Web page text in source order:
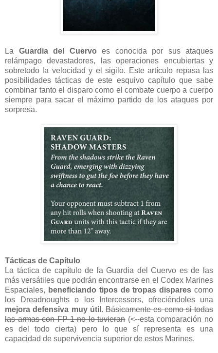
La Guardia del Cuervo es conocida por sus ataques
relámpago devastadores, las operaciones encubiertas y
sobretodo la velocidad y el sigilo. Este artículo repasa las
posibilidades tácticas de este esquivo capítulo que sabe
combinar tanto el disparo como el combate cuerpo a cuerpo
siempre para sacar el máximo partido de los ataques por
sorpresa.
Tácticas de Capítulo
La táctica de capítulo de la Guardia del Cuervo es de las
más versátiles que podrán encontrarse en el Codex Marines
Espaciales, beneficiando tipos de tropas dispares como
los Dreadnoughts o los Intercessors, ofreciéndoles una
mejora defensiva muy útil . Básicamente es como si todas
las armas con FP-1 no lo tuvieran(<--esta comparación no
es del todo cierta) pero lo que sí representa es una
capacidad de supervivencia superior de estos Marines.